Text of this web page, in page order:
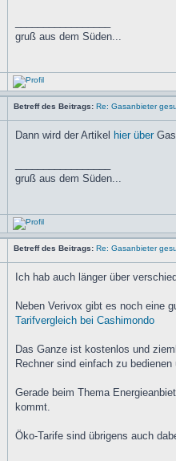
gruß aus dem Süden...
Betreff des Beitrags: Re: Gasanbieter
Dann wird der Artikel hier über
gruß aus dem Süden...
Betreff des Beitrags: Re: Gasanbieter
Ich hab auch länger über
Neben Verivox gibt es noch eine
Tarifvergleich bei Cashimondo
Das Ganze ist kostenlos und
Rechner sind einfach zu
Gerade beim Thema
kommt.
Öko-Tarife sind übrigens auch